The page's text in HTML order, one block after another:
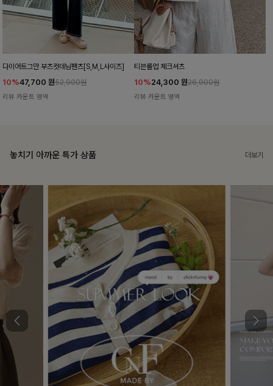
다이어트그만 부츠컷데님팬츠[S,M,L사이즈]
10%47,700 원52,900원
리뷰 카운트 영역
티븐롤업 체크셔츠
10%24,300 원26,900원
리뷰 카운트 영역
놓치기 아까운 특가 상품 더보기